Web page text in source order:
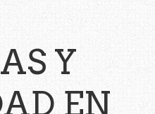
Y
EN